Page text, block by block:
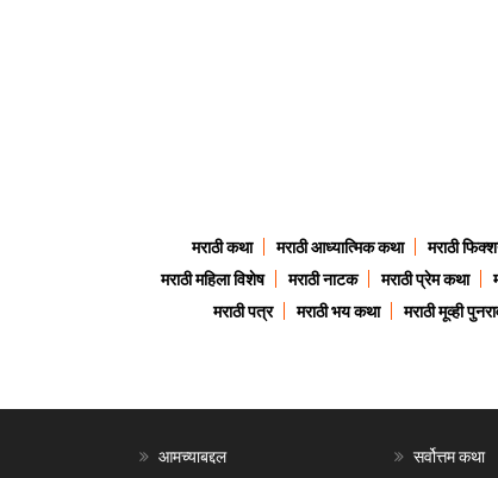
मराठी कथा मराठी आध्यात्मिक कथा मराठी
मराठी महिला विशेष
मराठी नाटक मराठी प्रेम कथा
मराठी पत्र
मराठी भय कथा मराठी मूव्ही
आमच्याबद्दल
सर्वोत्तम कथा